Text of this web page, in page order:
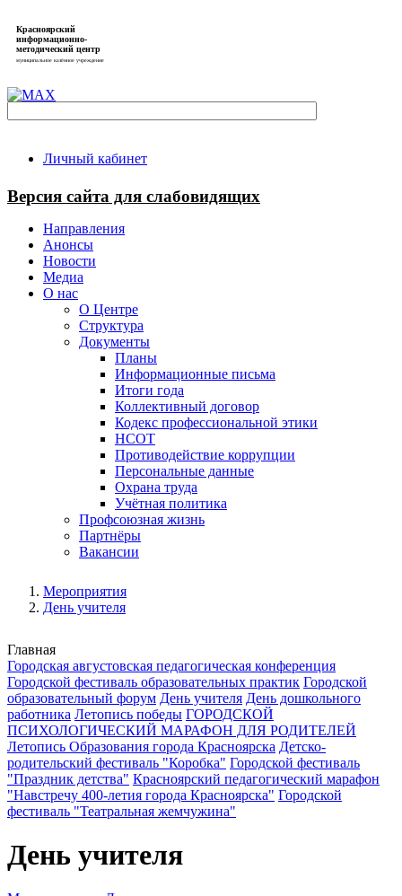
Красноярский
информационно-
методический центр
муниципальное казённое учреждение
Личный кабинет
Версия сайта для слабовидящих
Направления
Анонсы
Новости
Медиа
О нас
О Центре
Структура
Документы
Планы
Информационные письма
Итоги года
Коллективный договор
Кодекс профессиональной этики
НСОТ
Противодействие коррупции
Персональные данные
Охрана труда
Учётная политика
Профсоюзная жизнь
Партнёры
Вакансии
Мероприятия
День учителя
Главная
Городская августовская педагогическая конференция
Городской фестиваль образовательных практик Городской
образовательный форум День учителя День дошкольного
работника Летопись победы ГОРОДСКОЙ
ПСИХОЛОГИЧЕСКИЙ МАРАФОН ДЛЯ РОДИТЕЛЕЙ
Летопись Образования города Красноярска Детско-
родительский фестиваль "Коробка" Городской фестиваль
"Праздник детства" Красноярский педагогический марафон
"Навстречу 400-летия города Красноярска" Городской
фестиваль "Театральная жемчужина"
День учителя